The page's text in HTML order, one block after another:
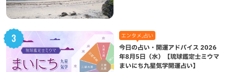
エンタメ,占い
今日の占い・開運アドバイス 2026
年8月5日（水）【琉球鑑定士ミウマ
まいにち九星気学開運占い】